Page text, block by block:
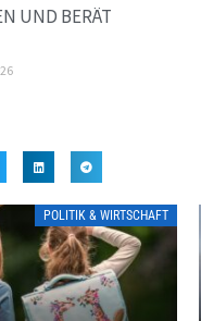
UND BERÄT
POLITIK & WIRTSCHAFT